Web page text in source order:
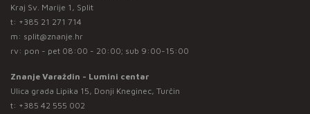
Kraj Sv. Marije 1, Split
t: +385 21 271 714
m: split@znanje.hr
rv: pon - pet 08:00 - 20:00; sub 9:00-15:00
Znanje Varaždin - Lumini centar
Ulica grada Lipika 15, Donji Kneginec, Turčin
t: +385 42 555 002